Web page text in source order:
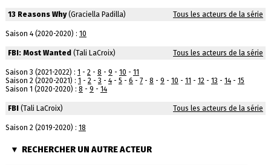
13 Reasons Why(Graciella Padilla) Tous les acteurs de la série
Saison 4 (2020-2020) : 10
FBI: Most Wanted (Tali LaCroix) Tous les acteurs de la série
Saison 3 (2021-2022) : 1 - 2- 8 - 9 - 10 - 11
Saison 2 (2020-2021) : 1 - 2- 3 - 4- 5 - 6 - 7- 8 - 9 - 10 - 11 - 12- 13 - 14- 15
Saison 1 (2020-2020) : 8 - 9 - 14
FBI (Tali LaCroix) Tous les acteurs de la série
Saison 2 (2019-2020) : 18
RECHERCHER UN AUTRE ACTEUR